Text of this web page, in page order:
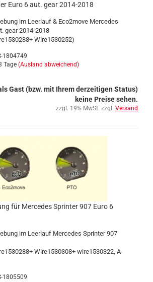
Euro 6 aut. gear 2014-2018
im Leerlauf & Eco2move Mercedes
gear 2014-2018
Wire1530252)
1804749
Tage (Ausland abweichend)
Gast (bzw. mit Ihrem derzeitigen Status)
keine Preise sehen.
zzgl. 19% MwSt. zzgl. Versand
für Mercedes Sprinter 907 Euro 6
im Leerlauf Mercedes Sprinter 907
Wire1530308+ wire1530322, A-
1805509